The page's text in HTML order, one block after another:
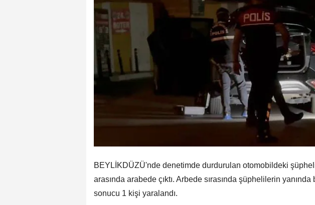
BEYLİKDÜZÜ'nde denetimde durdurulan otomobildeki
arasında arabede çıktı. Arbede sırasında şüphelilerin
sonucu 1 kişi yaralandı.